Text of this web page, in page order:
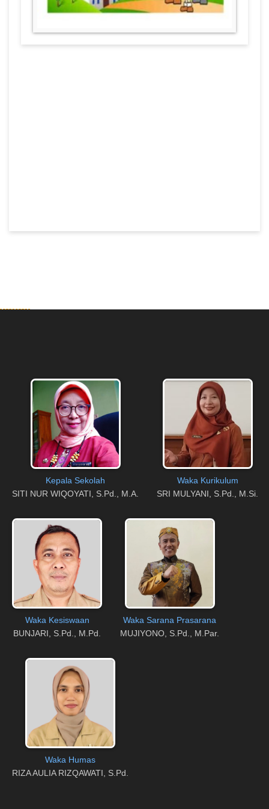
Kepala Sekolah
SITI NUR WIQOYATI, S.Pd., M.A.
Waka Kurikulum
SRI MULYANI, S.Pd., M.Si.
Waka Kesiswaan
BUNJARI, S.Pd., M.Pd.
Waka Sarana Prasarana
MUJIYONO, S.Pd., M.Par.
Waka Humas
RIZA AULIA RIZQAWATI, S.Pd.